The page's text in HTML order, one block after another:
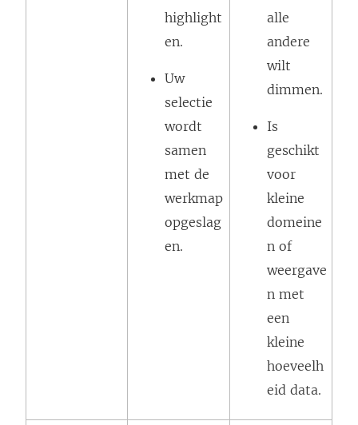
highlight
en.
Uw
selectie
wordt
samen
met de
werkmap
opgeslag
en.
alle
andere
wilt
dimmen.
Is
geschikt
voor
kleine
domeine
n of
weergave
n met
een
kleine
hoeveelh
eid data.